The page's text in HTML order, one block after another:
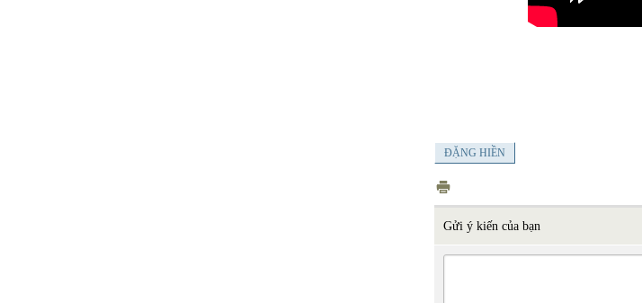
ĐẶNG HIỀN
Gửi ý kiến của bạn